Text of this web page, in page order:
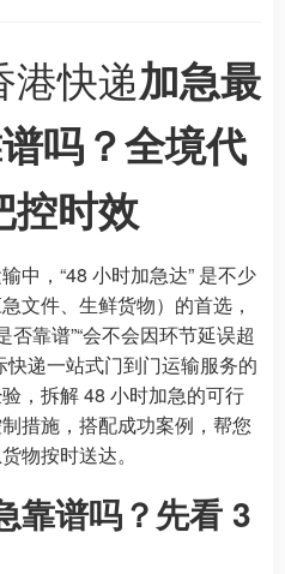
港快递加急最
吗？全境代
控时效
中，“48 小时加急达” 是不少
文件、生鲜货物）的首选，
靠谱”“会不会因环节延误超
快递一站式门到门运输服务的
，拆解 48 小时加急的可行
措施，搭配成功案例，帮您
物按时送达。
靠谱吗？先看 3